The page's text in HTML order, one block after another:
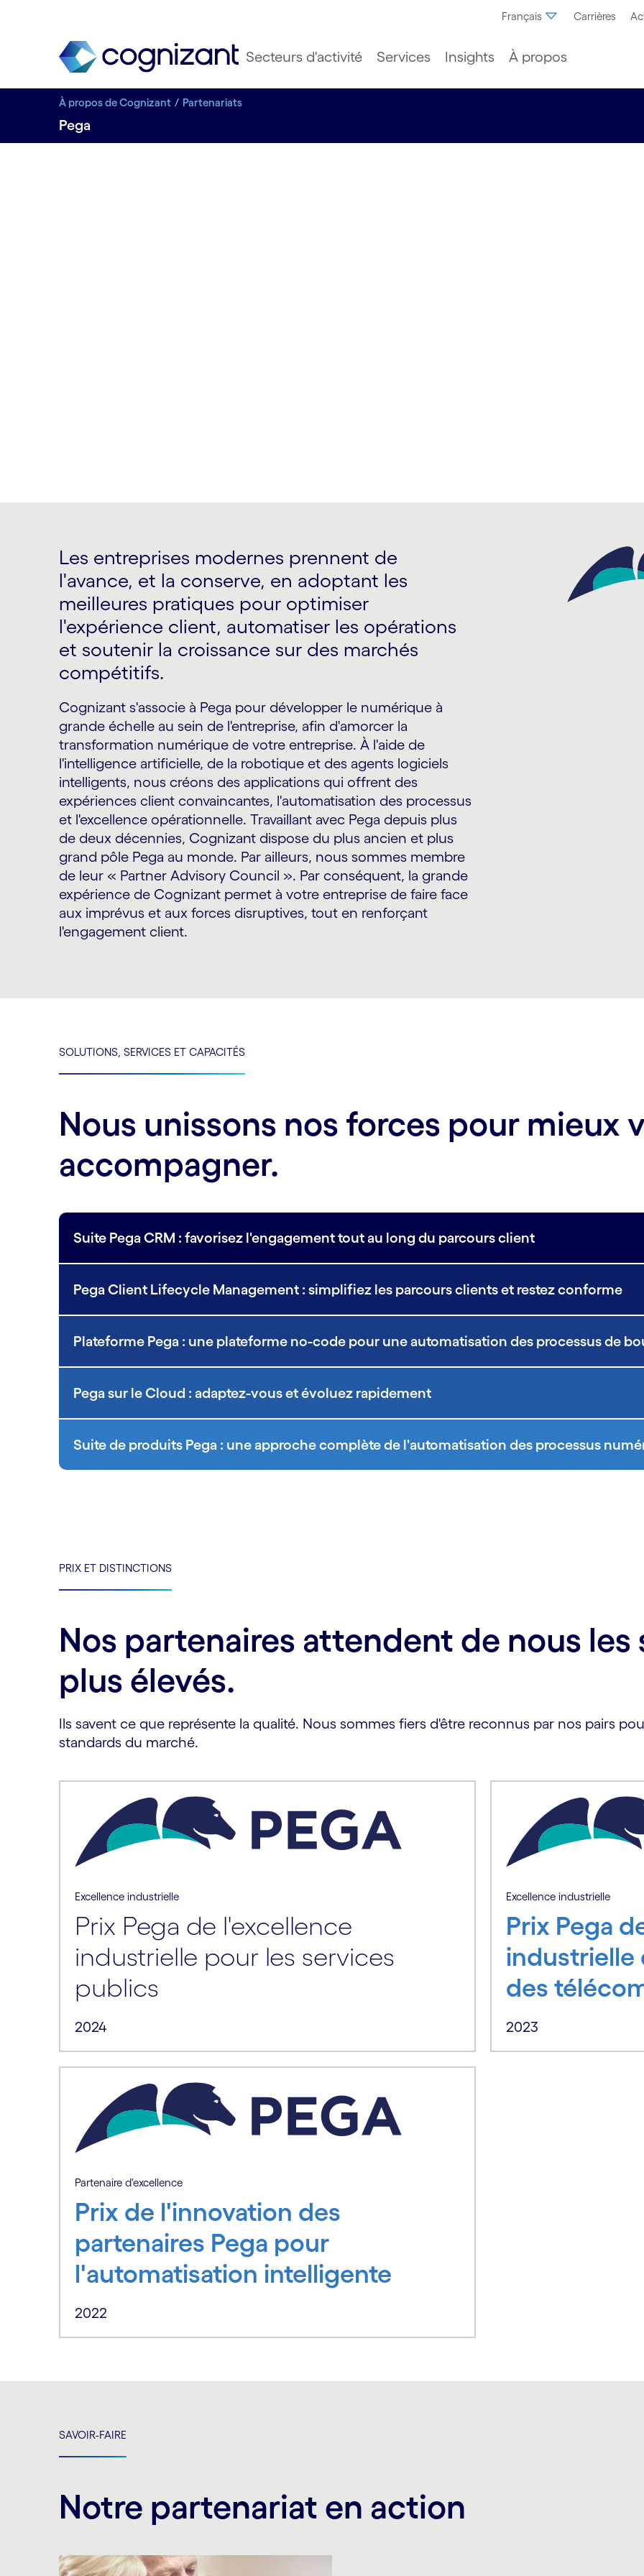
Français Carrières
Secteurs d'activité Services Insights À propos
À propos de Cognizant Partenariats
Pega
Les entreprises modernes prennent de
l'avance, et la conserve, en adoptant les
meilleures pratiques pour optimiser
l'expérience client, automatiser les opérations
et soutenir la croissance sur des marchés
compétitifs.
Cognizant s'associe à Pega pour développer le numérique à
grande échelle au sein de l'entreprise, afin d'amorcer la
transformation numérique de votre entreprise. À l'aide de
l'intelligence artificielle, de la robotique et des agents logiciels
intelligents, nous créons des applications qui offrent des
expériences client convaincantes, l'automatisation des processus
et l'excellence opérationnelle. Travaillant avec Pega depuis plus
de deux décennies, Cognizant dispose du plus ancien et plus
grand pôle Pega au monde. Par ailleurs, nous sommes membre
de leur « Partner Advisory Council ». Par conséquent, la grande
expérience de Cognizant permet à votre entreprise de faire face
aux imprévus et aux forces disruptives, tout en renforçant
l'engagement client.
SOLUTIONS, SERVICES ET CAPACITÉS
Nous unissons nos forces pour mieux
accompagner.
Suite Pega CRM : favorisez l'engagement tout au long du parcours client
Pega Client Lifecycle Management : simplifiez les parcours clients et restez conforme
Plateforme Pega : une plateforme no-code pour une automatisation des processus de
Pega sur le Cloud : adaptez-vous et évoluez rapidement
Suite de produits Pega : une approche complète de l'automatisation des processus
PRIX ET DISTINCTIONS
Nos partenaires attendent de nous les
plus élevés.
Ils savent ce que représente la qualité. Nous sommes fiers d'être reconnus par nos pairs
standards du marché.
Excellence industrielle
Prix Pega de l'excellence
industrielle pour les services
publics
2024
Excellence industrielle
Prix Pega
industrielle
des
2023
Partenaire d'excellence
Prix de l'innovation des
partenaires Pega pour
l'automatisation intelligente
2022
SAVOIR-FAIRE
Notre partenariat en action